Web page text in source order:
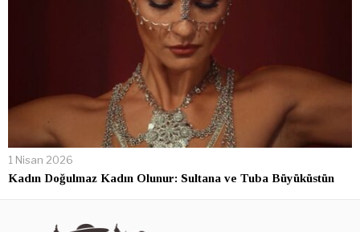
1 Nisan 2026
Kadın Doğulmaz Kadın Olunur: Sultana ve Tuba Büyüküstün